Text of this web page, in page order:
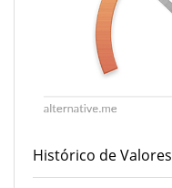
Histórico de Valores